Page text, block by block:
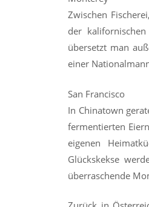
Zwischen
der
übersetzt man
einer
San Francisco
In Chinatown
fermentierten
eigenen
Glückskekse
überraschende